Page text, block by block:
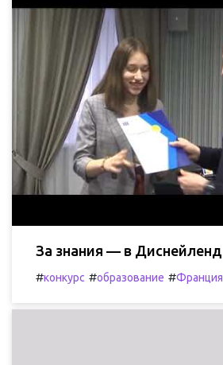
За знания — в Диснейленд
#конкурс #образование #Франция